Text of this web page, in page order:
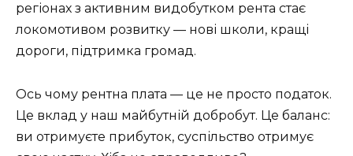
регіонах з активним видобутком рента стає
локомотивом розвитку — нові школи, кращі
дороги, підтримка громад.
Ось чому рентна плата — це не просто податок.
Це вклад у наш майбутній добробут. Це баланс:
ви отримуєте прибуток, суспільство отримує